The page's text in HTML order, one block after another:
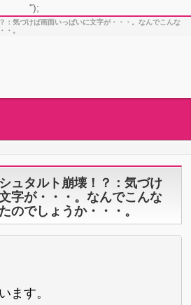
");
：気づけば画面いっぱいに文字が・・・。なんでこんな
・。
ュタルト崩壊！？：気づけ
字が・・・。なんでこんな
のでしょうか・・・。
ます。